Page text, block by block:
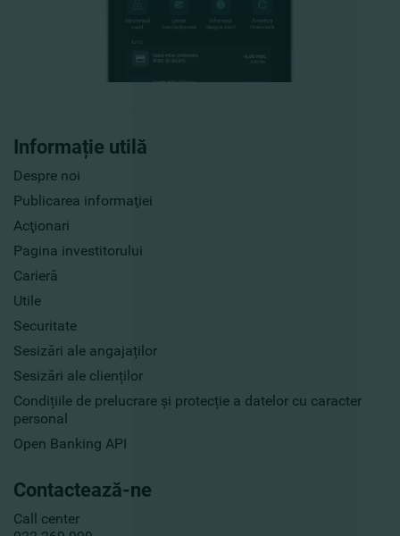
Informație utilă
Despre noi
Publicarea informaţiei
Acţionari
Pagina investitorului
Carieră
Utile
Securitate
Sesizări ale angajaților
Sesizări ale clienților
Condițiile de prelucrare și protecție a datelor cu caracter
personal
Open Banking API
Contactează-ne
Call center